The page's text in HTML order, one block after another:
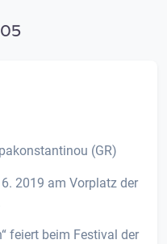
(GR)
2019 am Vorplatz der
feiert beim Festival der